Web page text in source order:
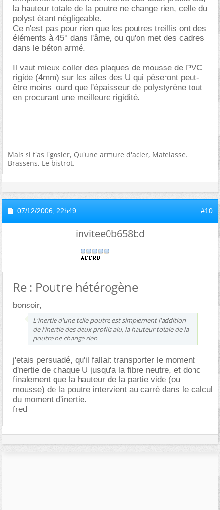
la hauteur totale de la poutre ne change rien, celle du
polyst étant négligeable.
Ce n'est pas pour rien que les poutres treillis ont des
éléments à 45° dans l'âme, ou qu'on met des cadres
dans le béton armé.
Il vaut mieux coller des plaques de mousse de PVC
rigide (4mm) sur les ailes des U qui pèseront peut-
être moins lourd que l'épaisseur de polystyrène tout
en procurant une meilleure rigidité.
Mais si t'as l'gosier, Qu'une armure d'acier, Matelasse.
Brassens, Le bistrot.
07/12/2006, 22h49 #10
invitee0b658bd
Re : Poutre hétérogène
bonsoir,
L'inertie d'une telle poutre est simplement l'addition
de l'inertie des deux profils alu, la hauteur totale de la
poutre ne change rien
j'etais persuadé, qu'il fallait transporter le moment
d'nertie de chaque U jusqu'a la fibre neutre, et donc
finalement que la hauteur de la partie vide (ou
mousse) de la poutre intervient au carré dans le calcul
du moment d'inertie.
fred